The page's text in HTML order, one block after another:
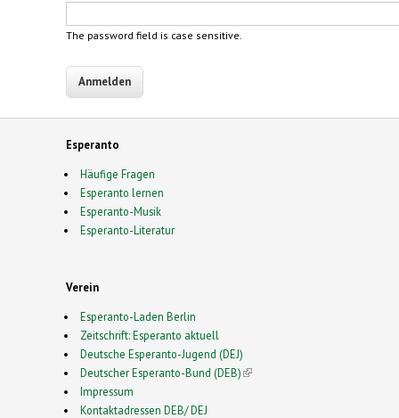
The password field is case sensitive.
Esperanto
Häufige Fragen
Esperanto lernen
Esperanto-Musik
Esperanto-Literatur
Verein
Esperanto-Laden Berlin
Zeitschrift: Esperanto aktuell
Deutsche Esperanto-Jugend (DEJ)
Deutscher Esperanto-Bund (DEB)(link is external)
Impressum
Kontaktadressen DEB/ DEJ